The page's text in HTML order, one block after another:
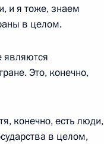
и я тоже, знаем
в целом.
являются
Это, конечно,
конечно, есть люди,
в целом,